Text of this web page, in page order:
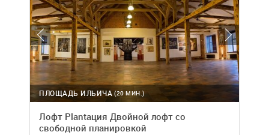
(20 МИН.)
ПЛОЩАДЬ ИЛЬИЧА
Лофт Plantация Двойной лофт со
свободной планировкой